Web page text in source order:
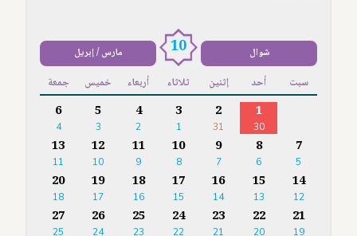
شوال 10 مارس / إبريل
سبت أحد إثنين ثلاثاء أربعاء خميس جمعة
1
30
2
31
3
1
4
2
5
3
6
4
7
5
8
6
9
7
10
8
11
9
12
10
13
11
14
12
15
13
16
14
17
15
18
16
19
17
20
18
21
19
22
20
23
21
24
22
25
23
26
24
27
25